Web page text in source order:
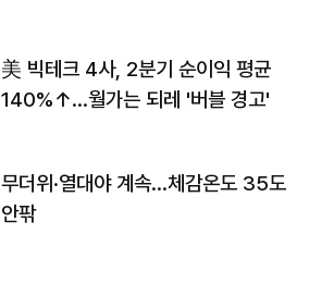
美 빅테크 4사, 2분기 순이익 평균
140%↑…월가는 되레 '버블 경고'
무더위·열대야 계속…체감온도 35도
안팎